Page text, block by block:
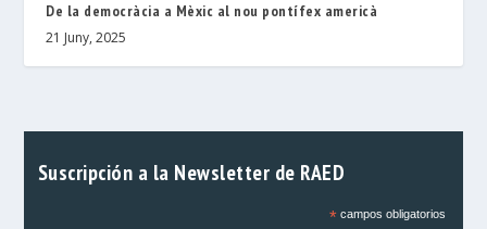
De la democràcia a Mèxic al nou pontífex americà
21 Juny, 2025
Suscripción a la Newsletter de RAED
*campos obligatorios